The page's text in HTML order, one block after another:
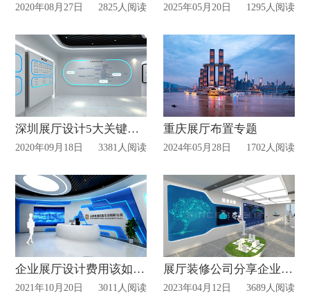
2020年08月27日 2825人阅读 2025年05月20日 1295人阅读
深圳展厅设计5大关键注意点!
2020年09月18日 3381人阅读
重庆展厅布置专题
2024年05月28日 1702人阅读
企业展厅设计费用该如何收取？
2021年10月20日 3011人阅读
展厅装修公司分享企业展厅设计要点有哪些？
2023年04月12日 3689人阅读